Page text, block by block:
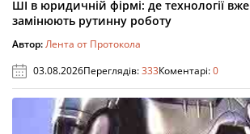
ШІ в юридичній фірмі: де технології вже
замінюють рутинну роботу
Автор:Лента от Протокола
03.08.2026Переглядів:333Коментарі:0